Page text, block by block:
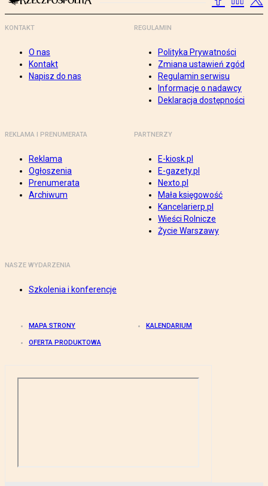
KONTAKT
O nas
Kontakt
Napisz do nas
REGULAMIN
Polityka Prywatności
Zmiana ustawień zgód
Regulamin serwisu
Informacje o nadawcy
Deklaracja dostępności
REKLAMA I PRENUMERATA
Reklama
Ogłoszenia
Prenumerata
Archiwum
PARTNERZY
E-kiosk.pl
E-gazety.pl
Nexto.pl
Mała księgowość
Kancelarierp.pl
Wieści Rolnicze
Życie Warszawy
NASZE WYDARZENIA
Szkolenia i konferencje
MAPA STRONY KALENDARIUM
OFERTA PRODUKTOWA